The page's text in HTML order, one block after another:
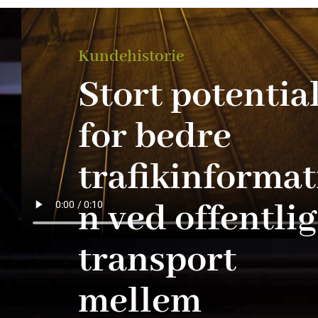
Kundehistorie
Stort
for bedre
n ved offentlig
transport
mellem